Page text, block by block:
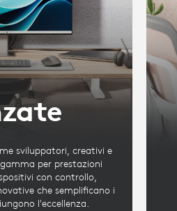
sviluppatori, creativi e
per prestazioni
con controllo,
che semplificano i
l'eccellenza.